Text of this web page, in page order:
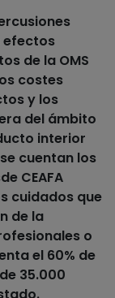
efectos
de la OMS
costes
y los
del ámbito
interior
cuentan los
CEAFA
cuidados que
de la
o
el 60% de
35.000